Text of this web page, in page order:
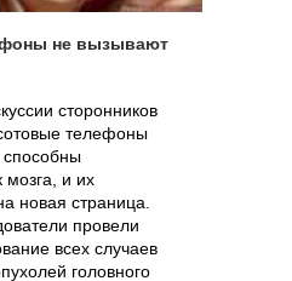
не вызывают
сторонников
телефоны
мозга, и их
новая страница.
провели
всех случаев
головного